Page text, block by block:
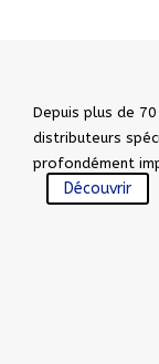
Depuis plus de
distributeurs
profondément
Découvrir